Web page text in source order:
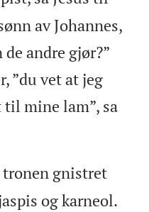
av Johannes,
andre gjør?”
”du vet at jeg
til mine lam”, sa
tronen gnistret
og karneol.